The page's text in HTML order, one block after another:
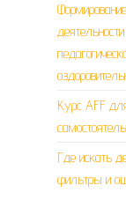
Курс AFF
Где искать
фильтры и